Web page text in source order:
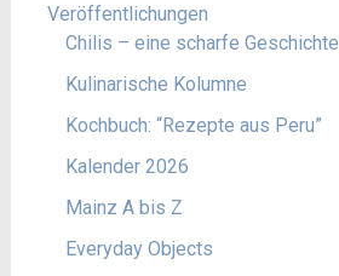
Veröffentlichungen
Chilis – eine scharfe Geschichte
Kulinarische Kolumne
Kochbuch: “Rezepte aus Peru”
Kalender 2026
Mainz A bis Z
Everyday Objects